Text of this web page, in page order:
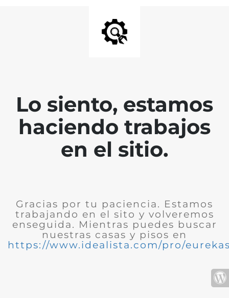
Lo siento, estamos
haciendo trabajos
en el sitio.
Gracias por tu paciencia. Estamos
trabajando en el sito y volveremos
enseguida. Mientras puedes buscar
nuestras casas y pisos en
https://www.idealista.com/pro/